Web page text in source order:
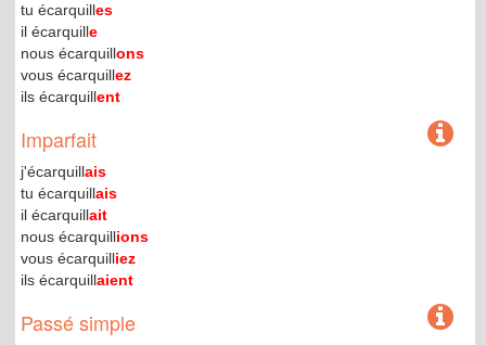
tu écarquilles
il écarquille
nous écarquillons
vous écarquillez
ils écarquillent
Imparfait
j'écarquillais
tu écarquillais
il écarquillait
nous écarquillions
vous écarquilliez
ils écarquillaient
Passé simple